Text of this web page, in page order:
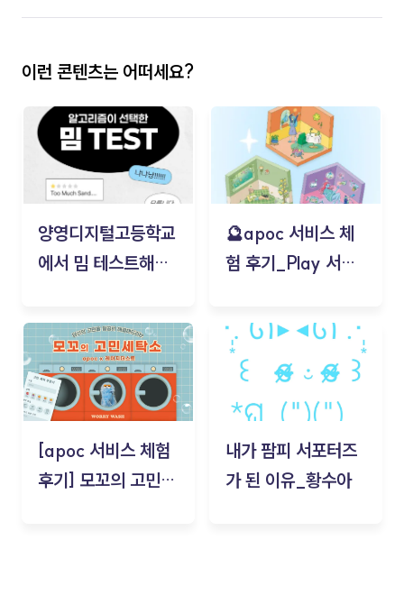
이런 콘텐츠는 어떠세요?
양영디지털고등학교
에서 밈 테스트해보
🔮apoc 서비스 체
험 후기_Play 서비
김태현
[apoc 서비스 체험
후기] 모꼬의 고민세
내가 팜피 서포터즈
가 된 이유_황수아